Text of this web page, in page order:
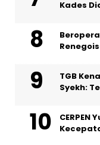
Kades
TGB
Syekh: